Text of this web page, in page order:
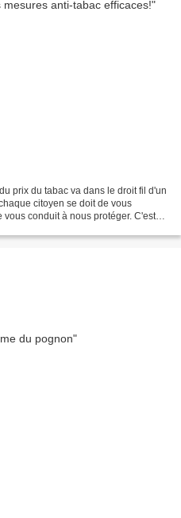
prix du tabac va dans le droit fil d'un
citoyen se doit de vous
conduit à nous protéger. C'est